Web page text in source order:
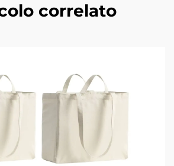
correlato